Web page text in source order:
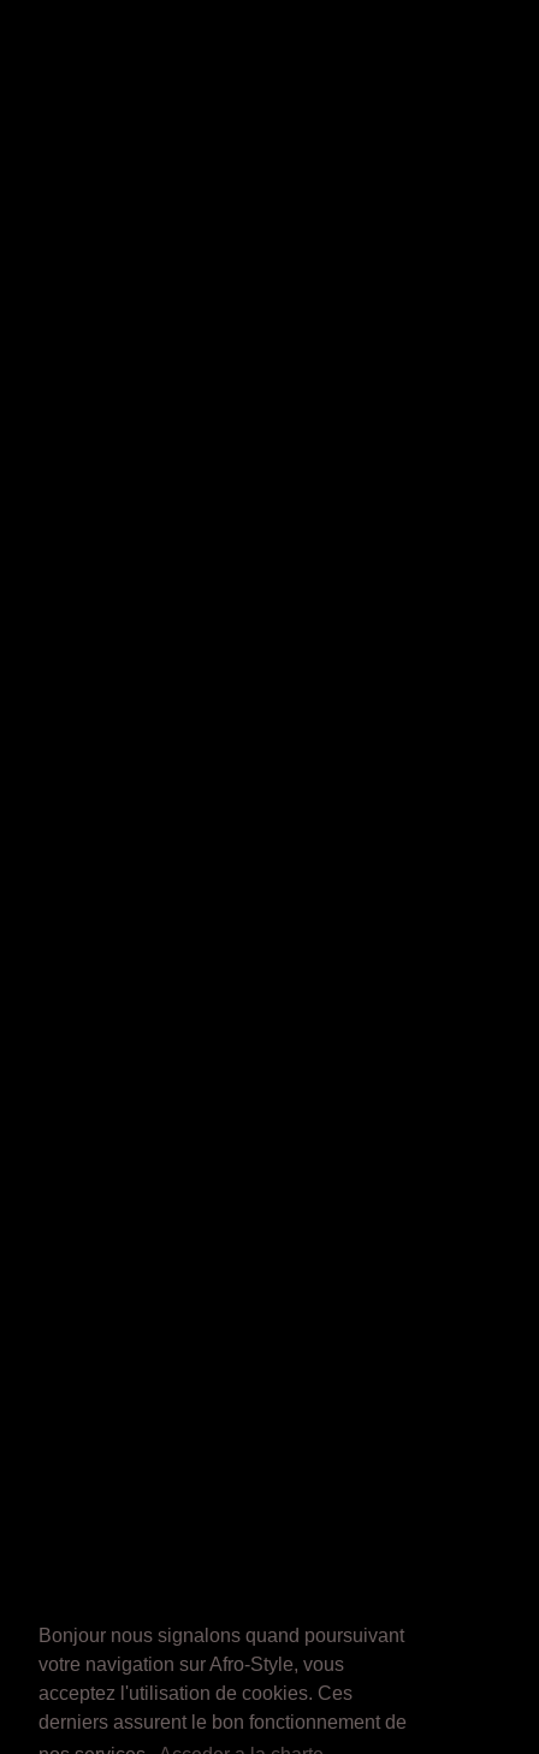
Bonjour nous signalons quand poursuivant
votre navigation sur Afro-Style, vous
acceptez l'utilisation de cookies. Ces
derniers assurent le bon fonctionnement de